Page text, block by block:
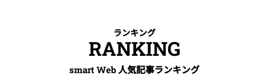
ランキング
RANKING
smart Web 人気記事ランキング